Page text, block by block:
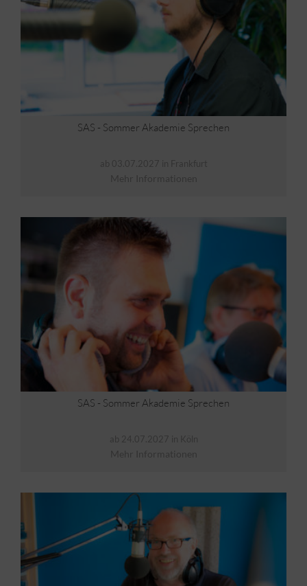
SAS - Sommer Akademie Sprechen
ab 03.07.2027 in Frankfurt
Mehr Informationen
SAS - Sommer Akademie Sprechen
ab 24.07.2027 in Köln
Mehr Informationen